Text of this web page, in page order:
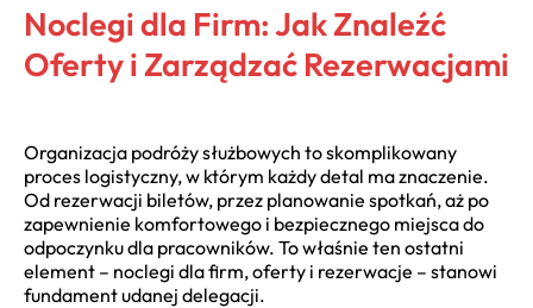
Noclegi dla Firm: Jak Znaleźć
Oferty i Zarządzać Rezerwacjami
Organizacja podróży służbowych to skomplikowany
proces logistyczny, w którym każdy detal ma znaczenie.
Od rezerwacji biletów, przez planowanie spotkań, aż po
zapewnienie komfortowego i bezpiecznego miejsca do
odpoczynku dla pracowników. To właśnie ten ostatni
element – noclegi dla firm, oferty i rezerwacje – stanowi
fundament udanej delegacji.